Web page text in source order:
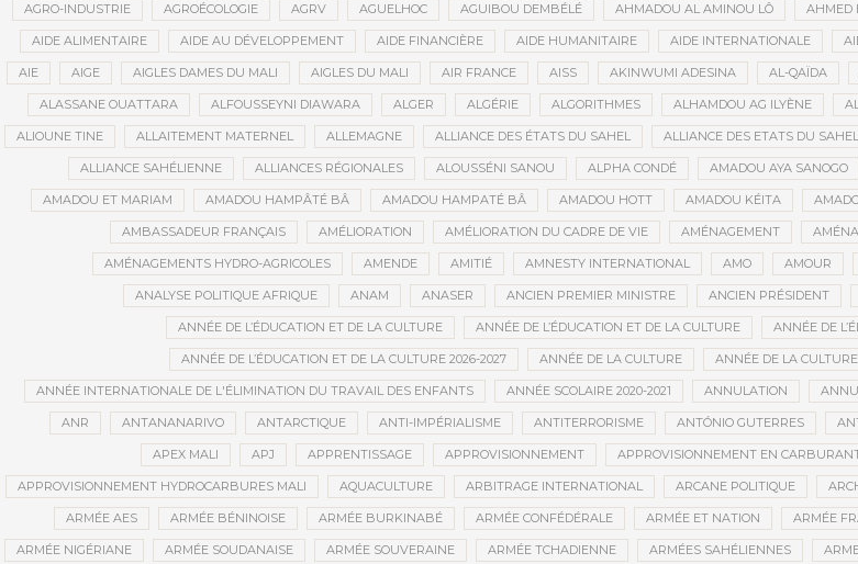
AGRO-INDUSTRIE AGROÉCOLOGIE AGRV AGUELHOC AGUIBOU DEMBÉLÉ AHMADOU AL AMINOU LÔ AHMED
AIDE ALIMENTAIRE AIDE AU DÉVELOPPEMENT AIDE FINANCIÈRE AIDE HUMANITAIRE AIDE INTERNATIONALE
AIE AIGE AIGLES DAMES DU MALI AIGLES DU MALI AIR FRANCE AISS AKINWUMI ADESINA AL-QAÏDA
ALASSANE OUATTARA ALFOUSSEYNI DIAWARA ALGER ALGÉRIE ALGORITHMES ALHAMDOU AG ILYÈNE
ALIOUNE TINE ALLAITEMENT MATERNEL ALLEMAGNE ALLIANCE DES ÉTATS DU SAHEL ALLIANCE DES ETATS DU SAHEL
ALLIANCE SAHÉLIENNE ALLIANCES RÉGIONALES ALOUSSÉNI SANOU ALPHA CONDÉ AMADOU AYA SANOGO
AMADOU ET MARIAM AMADOU HAMPÂTÉ BÂ AMADOU HAMPATÉ BÂ AMADOU HOTT AMADOU KÉITA
AMBASSADEUR FRANÇAIS AMÉLIORATION AMÉLIORATION DU CADRE DE VIE AMÉNAGEMENT
AMÉNAGEMENTS HYDRO-AGRICOLES AMENDE AMITIÉ AMNESTY INTERNATIONAL AMO AMOUR
ANALYSE POLITIQUE AFRIQUE ANAM ANASER ANCIEN PREMIER MINISTRE ANCIEN PRÉSIDENT
ANNÉE DE L’ÉDUCATION ET DE LA CULTURE ANNÉE DE L’ÉDUCATION ET DE LA CULTURE ANNÉE DE
ANNÉE DE L’ÉDUCATION ET DE LA CULTURE 2026-2027 ANNÉE DE LA CULTURE ANNÉE DE LA
ANNÉE INTERNATIONALE DE L'ÉLIMINATION DU TRAVAIL DES ENFANTS ANNÉE SCOLAIRE 2020-2021 ANNULATION
ANR ANTANANARIVO ANTARCTIQUE ANTI-IMPÉRIALISME ANTITERRORISME ANTÓNIO GUTERRES
APEX MALI APJ APPRENTISSAGE APPROVISIONNEMENT APPROVISIONNEMENT EN
APPROVISIONNEMENT HYDROCARBURES MALI AQUACULTURE ARBITRAGE INTERNATIONAL ARCANE POLITIQUE
ARMÉE AES ARMÉE BÉNINOISE ARMÉE BURKINABÉ ARMÉE CONFÉDÉRALE ARMÉE ET NATION ARMÉE
ARMÉE NIGÉRIANE ARMÉE SOUDANAISE ARMÉE SOUVERAINE ARMÉE TCHADIENNE ARMÉES SAHÉLIENNES